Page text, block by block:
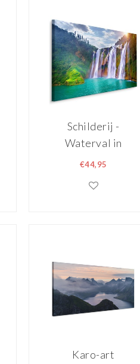
Schilderij -
Waterval in
China, premium
€44,95
Karo-art